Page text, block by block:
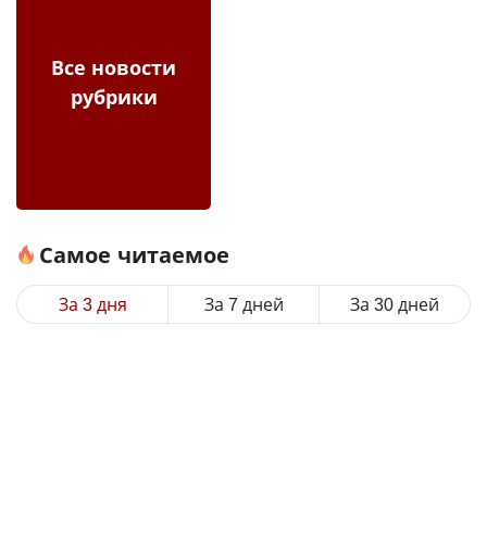
Все новости
рубрики
Самое читаемое
За 3 дня За 7 дней За 30 дней